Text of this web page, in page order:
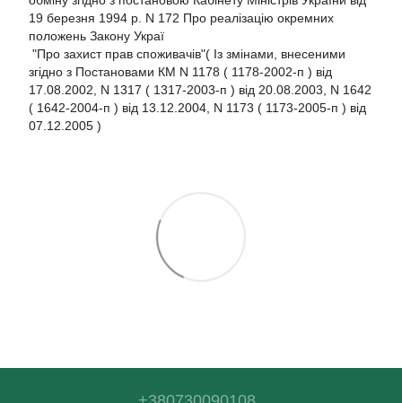
19 березня 1994 р. N 172 Про реалізацію окремних
положень Закону Украї
"Про захист прав споживачів"( Із змінами, внесеними
згідно з Постановами КМ N 1178 ( 1178-2002-п ) від
17.08.2002, N 1317 ( 1317-2003-п ) від 20.08.2003, N 1642
( 1642-2004-п ) від 13.12.2004, N 1173 ( 1173-2005-п ) від
07.12.2005 )